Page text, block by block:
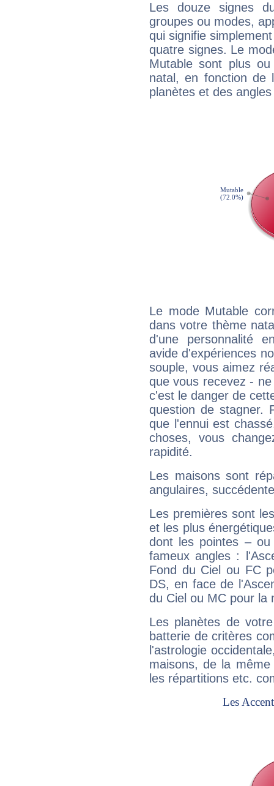
Les douze signes
groupes ou modes,
qui signifie
quatre signes. Le
Mutable sont plus
natal, en fonction de
planètes et des
Le mode Mutable
dans votre thème
d'une personnalité
avide d'expériences
souple, vous aimez
que vous recevez -
c'est le danger de
question de stagner.
que l'ennui est
choses, vous
rapidité.
Les maisons sont
angulaires,
Les premières sont
et les plus
dont les pointes –
fameux angles :
Fond du Ciel ou FC
DS, en face de
du Ciel ou MC pour la
Les planètes de
batterie de critères
l'astrologie
maisons, de la
les répartitions etc.